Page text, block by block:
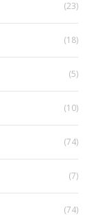
(23)
(18)
(5)
(10)
(74)
(7)
(74)